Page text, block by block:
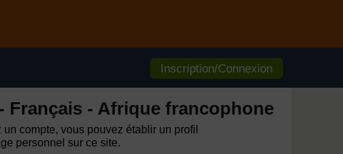
Inscription/Connexion
Français - Afrique francophone
un compte, vous pouvez établir un profil
personnel sur ce site.